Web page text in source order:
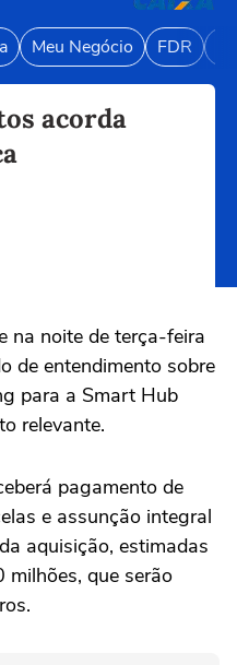
Meu Negócio FDR
acorda
na noite de terça-feira
de entendimento sobre
para a Smart Hub
relevante.
pagamento de
e assunção integral
aquisição, estimadas
que serão